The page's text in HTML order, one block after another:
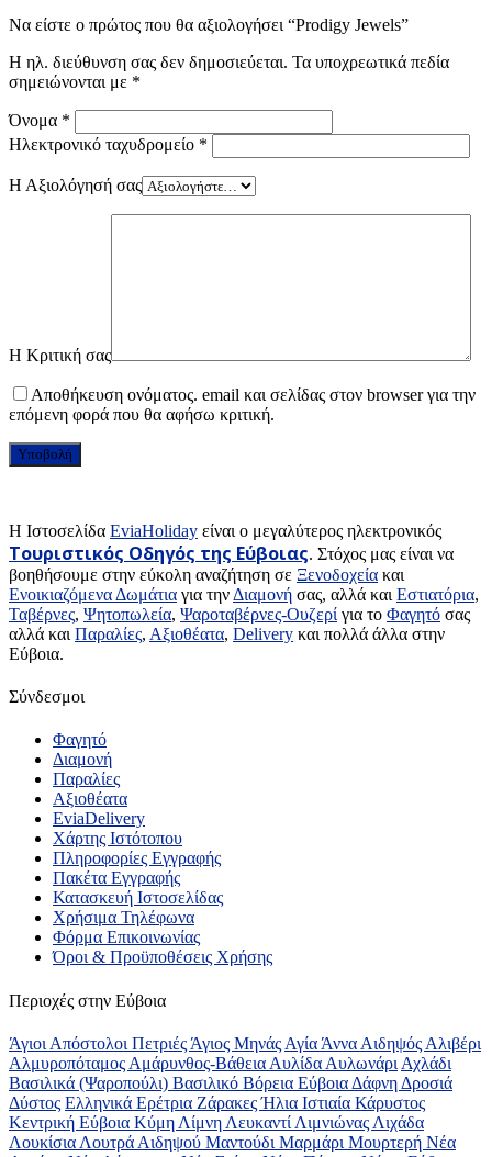
Να είστε ο πρώτος που θα αξιολογήσει “Prodigy Jewels”
Η ηλ. διεύθυνση σας δεν δημοσιεύεται. Τα υποχρεωτικά πεδία
σημειώνονται με *
Όνομα *
Ηλεκτρονικό ταχυδρομείο *
Η Αξιολόγησή σας
Η Κριτική σας
Αποθήκευση ονόματος. email και σελίδας στον browser για την
επόμενη φορά που θα αφήσω κριτική.
H Ιστοσελίδα EviaHoliday είναι ο μεγαλύτερος ηλεκτρονικός
Τουριστικός Οδηγός της Εύβοιας. Στόχος μας είναι να
βοηθήσουμε στην εύκολη αναζήτηση σε Ξενοδοχεία και
Ενοικιαζόμενα Δωμάτια για την Διαμονή σας, αλλά και Εστιατόρια,
Ταβέρνες, Ψητοπωλεία, Ψαροταβέρνες-Ουζερί για το Φαγητό σας
αλλά και Παραλίες, Αξιοθέατα, Delivery και πολλά άλλα στην
Εύβοια.
Σύνδεσμοι
Φαγητό
Διαμονή
Παραλίες
Αξιοθέατα
EviaDelivery
Χάρτης Ιστότοπου
Πληροφορίες Εγγραφής
Πακέτα Εγγραφής
Κατασκευή Ιστοσελίδας
Χρήσιμα Τηλέφωνα
Φόρμα Επικοινωνίας
Όροι & Προϋποθέσεις Xρήσης
Περιοχές στην Εύβοια
Άγιοι Απόστολοι Πετριές Άγιος Μηνάς Αγία Άννα Αιδηψός Αλιβέρι
Αλμυροπόταμος Αμάρυνθος-Βάθεια Αυλίδα Αυλωνάρι Αχλάδι
Βασιλικά (Ψαροπούλι) Βασιλικό Βόρεια Εύβοια Δάφνη Δροσιά
Δύστος Ελληνικά Ερέτρια ΖάρακεςΉλια Ιστιαία Κάρυστος
Κεντρική Εύβοια Κύμη Λίμνη Λευκαντί Λιμνιώνας Λιχάδα
Λουκίσια Λουτρά Αιδηψού Μαντούδι Μαρμάρι Μουρτερή Νέα